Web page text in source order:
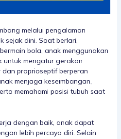
melalui pengalaman
sejak dini. Saat berlari,
bola, anak menggunakan
untuk mengatur gerakan
dan proprioseptif berperan
menjaga keseimbangan,
memahami posisi tubuh saat
dengan baik, anak dapat
lebih percaya diri. Selain